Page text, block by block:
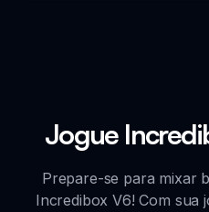
Jogue
Prepare-se para mixar
Incredibox V6! Com sua